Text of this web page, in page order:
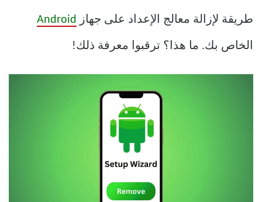
طريقة لإزالة معالج الإعداد على جهاز Android
الخاص بك. ما هذا؟ ترقبوا معرفة ذلك!